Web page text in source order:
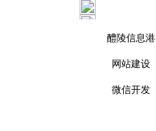
醴陵信息港
网站建设
微信开发